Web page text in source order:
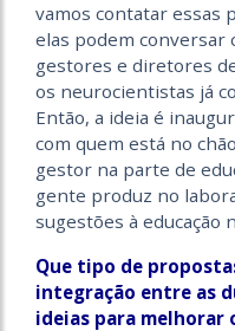
vamos contatar essas
elas podem conversar
gestores e diretores
os neurocientistas já
Então, a ideia é
com quem está no
gestor na parte de
gente produz no
sugestões à educação
Que tipo de
integração entre as
ideias para melhorar